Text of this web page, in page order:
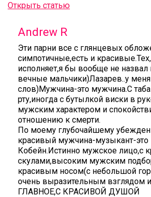
Открыть статью
Andrew R
Эти парни все с глянцевых
симпотичные,есть и
исполняет,я бы вообще не
вечные мальчики)Лазарев..у
слов)Мужчина-это мужчина.С
рту,иногда с бутылкой виски в
мужским характером и
отношению к смерти.
По моему глубочайшему
красивый мужчина-музыкант-это
Кобейн.Истинно мужское лицо,с
скулами,высоким мужским
красивым носом(с небольшой
очень выразительным взглядом
ГЛАВНОЕ,С КРАСИВОЙ ДУШОЙ